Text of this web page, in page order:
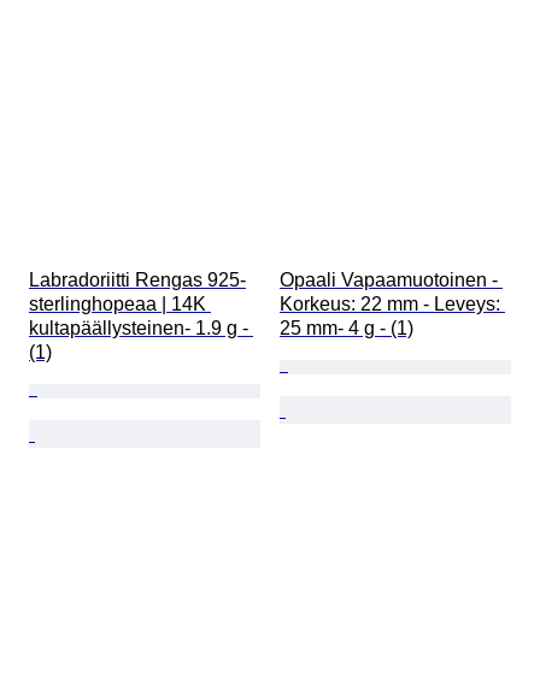
Labradoriitti Rengas 925-
sterlinghopeaa | 14K
kultapäällysteinen- 1.9 g -
(1)
Opaali Vapaamuotoinen -
Korkeus: 22 mm - Leveys:
25 mm- 4 g - (1)